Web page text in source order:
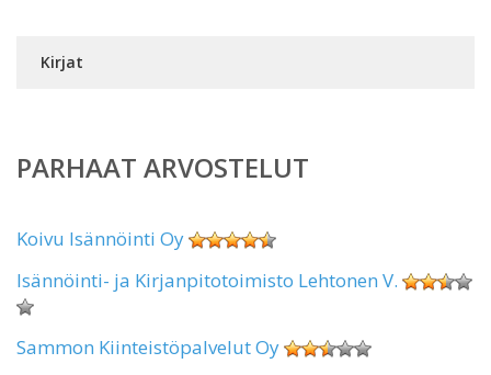
Kirjat
PARHAAT ARVOSTELUT
Koivu Isännöinti Oy
Isännöinti- ja Kirjanpitotoimisto Lehtonen V.
Sammon Kiinteistöpalvelut Oy